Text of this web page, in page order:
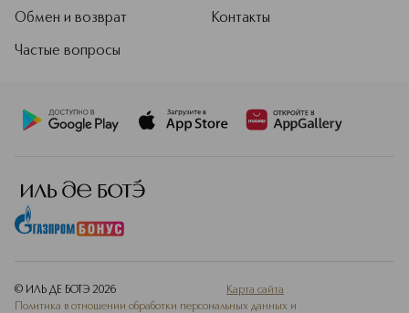
Обмен и возврат
Частые вопросы
Контакты
© ИЛЬ ДЕ БОТЭ 2026
Карта сайта
Политика в отношении обработки персональных данных и